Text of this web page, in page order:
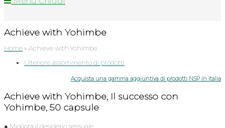
Achieve with Yohimbe
Home » Achieve with Yohimbe
Categoria
Ulteriore assortimento di prodotti
Acquista una gamma aggiuntiva di prodotti NSP in Italia
Achieve with Yohimbe, Il successo con
Yohimbe, 50 capsule
● Migliora il desiderio sessuale